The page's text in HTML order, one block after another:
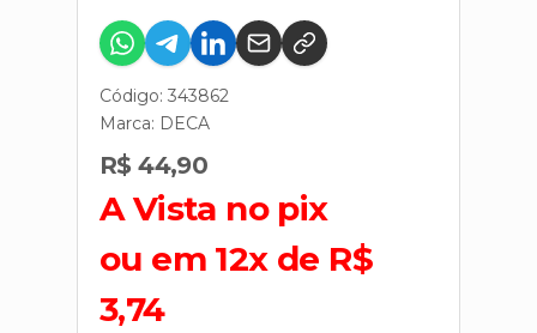
Código: 343862
Marca: DECA
R$ 44,90
A Vista no pix
ou em 12x de R$
3,74